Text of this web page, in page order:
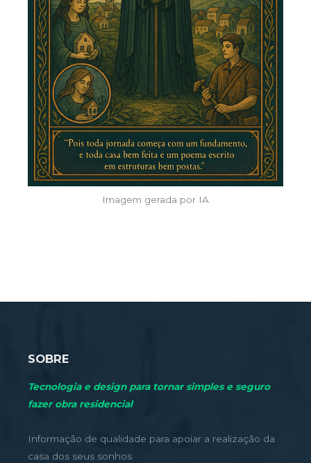
Imagem gerada por IA
SOBRE
Tecnologia e design para tornar simples e seguro
fazer obra residencial
Informação de qualidade para apoiar a realização da
casa dos seus sonhos